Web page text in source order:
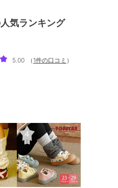
気ランキング
5.00
（ 1件の口コミ ）